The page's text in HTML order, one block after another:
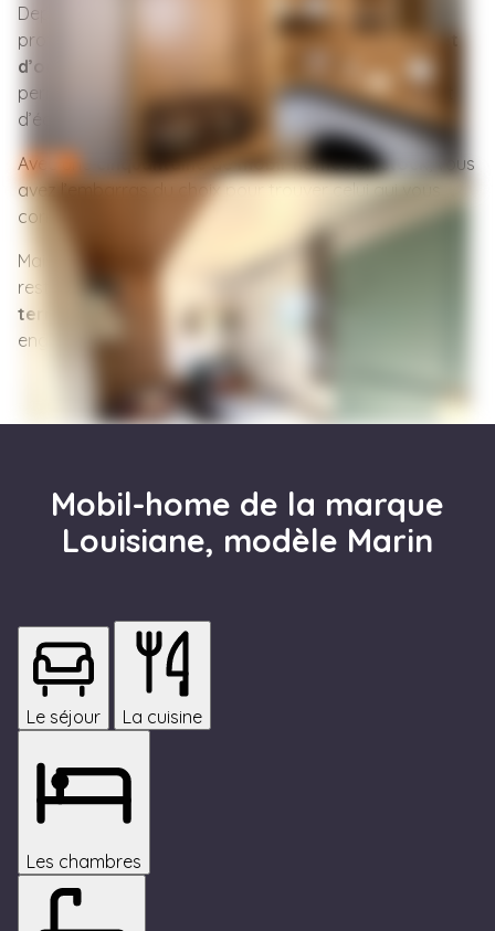
Depuis
, nous accompagnons particuliers et
professionnels dans l’achat de
mobil-homes neufs et
d’occasion
parc d’exposition à Alèsvous
permet de visiter nos modèles en conditions réelles et
d’échanger directement avec notre équipe.
Avec une
cinquantaine de mobil-homes en stock
, vous
avez l’embarras du choix pour trouver celui qui vous
correspond.
Mais notre travail ne se limite pas à la vente : nous
restons à vos côtés jusqu’à l’
installation sur votre
terrain
. Cesuivi de bout en bout
engagement envers chaque client.
Mobil-home de la marque
Louisiane, modèle Marin
Le séjour La cuisine
Les chambres